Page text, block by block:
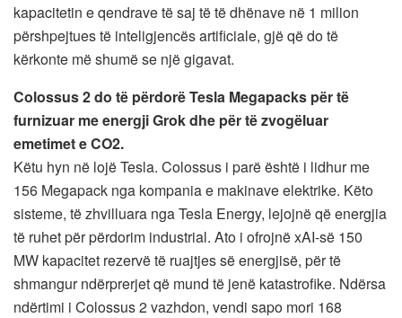
kapacitetin e qendrave të saj të të dhënave në 1 milion
përshpejtues të inteligjencës artificiale, gjë që do të
kërkonte më shumë se një gigavat.
Colossus 2 do të përdorë Tesla Megapacks për të
furnizuar me energji Grok dhe për të zvogëluar
emetimet e CO2.
Këtu hyn në lojë Tesla. Colossus i parë është i lidhur me
156 Megapack nga kompania e makinave elektrike. Këto
sisteme, të zhvilluara nga Tesla Energy, lejojnë që energjia
të ruhet për përdorim industrial. Ato i ofrojnë xAI-së 150
MW kapacitet rezervë të ruajtjes së energjisë, për të
shmangur ndërprerjet që mund të jenë katastrofike. Ndërsa
ndërtimi i Colossus 2 vazhdon, vendi sapo mori 168